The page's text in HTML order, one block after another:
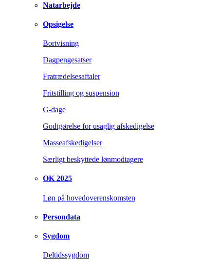
Natarbejde
Opsigelse
Bortvisning
Dagpengesatser
Fratrædelsesaftaler
Fritstilling og suspension
G-dage
Godtgørelse for usaglig afskedigelse
Masseafskedigelser
Særligt beskyttede lønmodtagere
OK 2025
Løn på hovedoverenskomsten
Persondata
Sygdom
Deltidssygdom